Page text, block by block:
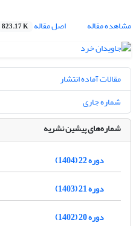
مشاهده مقاله
اصل مقاله 823.17 K
مقالات آماده انتشار
شماره جاری
شماره‌های پیشین نشریه
دوره 22 (1404)
دوره 21 (1403)
دوره 20 (1402)